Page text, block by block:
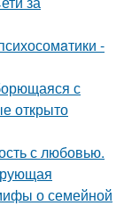
-
с
открыто
с любовью.
о семейной